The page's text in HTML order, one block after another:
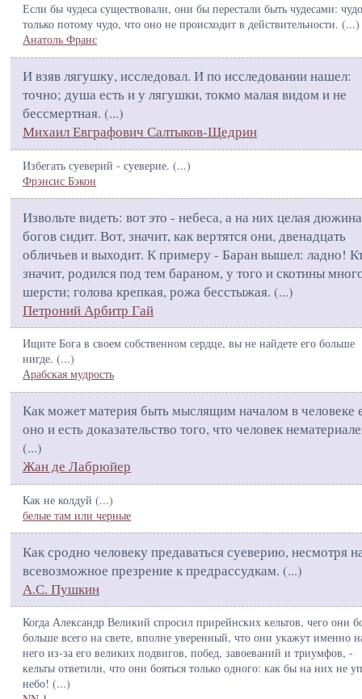
Если бы чудеса существовали, они бы перестали быть чудесами: чудо
только потому чудо, что оно не происходит в действительности. (...)
Анатоль Франс
И взяв лягушку, исследовал. И по исследовании нашел:
точно; душа есть и у лягушки, токмо малая видом и не
бессмертная. (...)
Михаил Евграфович Салтыков-Щедрин
Избегать суеверий - суеверие. (...)
Фрэнсис Бэкон
Извольте видеть: вот это - небеса, а на них целая дюжина
богов сидит. Вот, значит, как вертятся они, двенадцать
обличьев и выходит. К примеру - Баран вышел: ладно!
значит, родился под тем бараном, у того и скотины
шерсти; голова крепкая, рожа бесстыжая. (...)
Петроний Арбитр Гай
Ищите Бога в своем собственном сердце, вы не найдете его больше
нигде. (...)
Арабская мудрость
Как может материя быть мыслящим началом в человеке
оно и есть доказательство того, что человек
(...)
Жан де Лабрюйер
Как не колдуй (...)
белые там или черные
Как сродно человеку предаваться суеверию, несмотря
всевозможное презрение к предрассудкам. (...)
А.С. Пушкин
Когда Александр Великий спросил прирейнских кельтов, чего они
больше всего на свете, вполне уверенный, что они укажут именно
него из-за его великих подвигов, побед, завоеваний и триумфов, -
кельты ответили, что они бояться только одного: как бы на них не
небо! (...)